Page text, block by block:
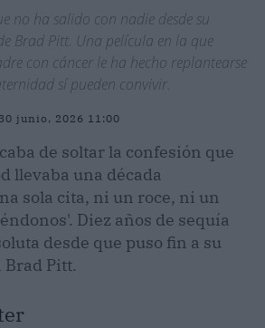
no ha salido con nadie desde su
Brad Pitt. Una película en la que
con cáncer le ha hecho replantearse
sí pueden convivir.
30 junio, 2026 11:00
de soltar la confesión que
llevaba una década
sola cita, ni un roce, ni un
Diez años de sequía
desde que puso fin a su
Pitt.